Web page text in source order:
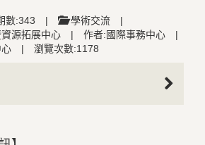
數:343 | 學術交流
|
源拓展中心
| 作者:國際事務中心
|
| 瀏覽次數:1178